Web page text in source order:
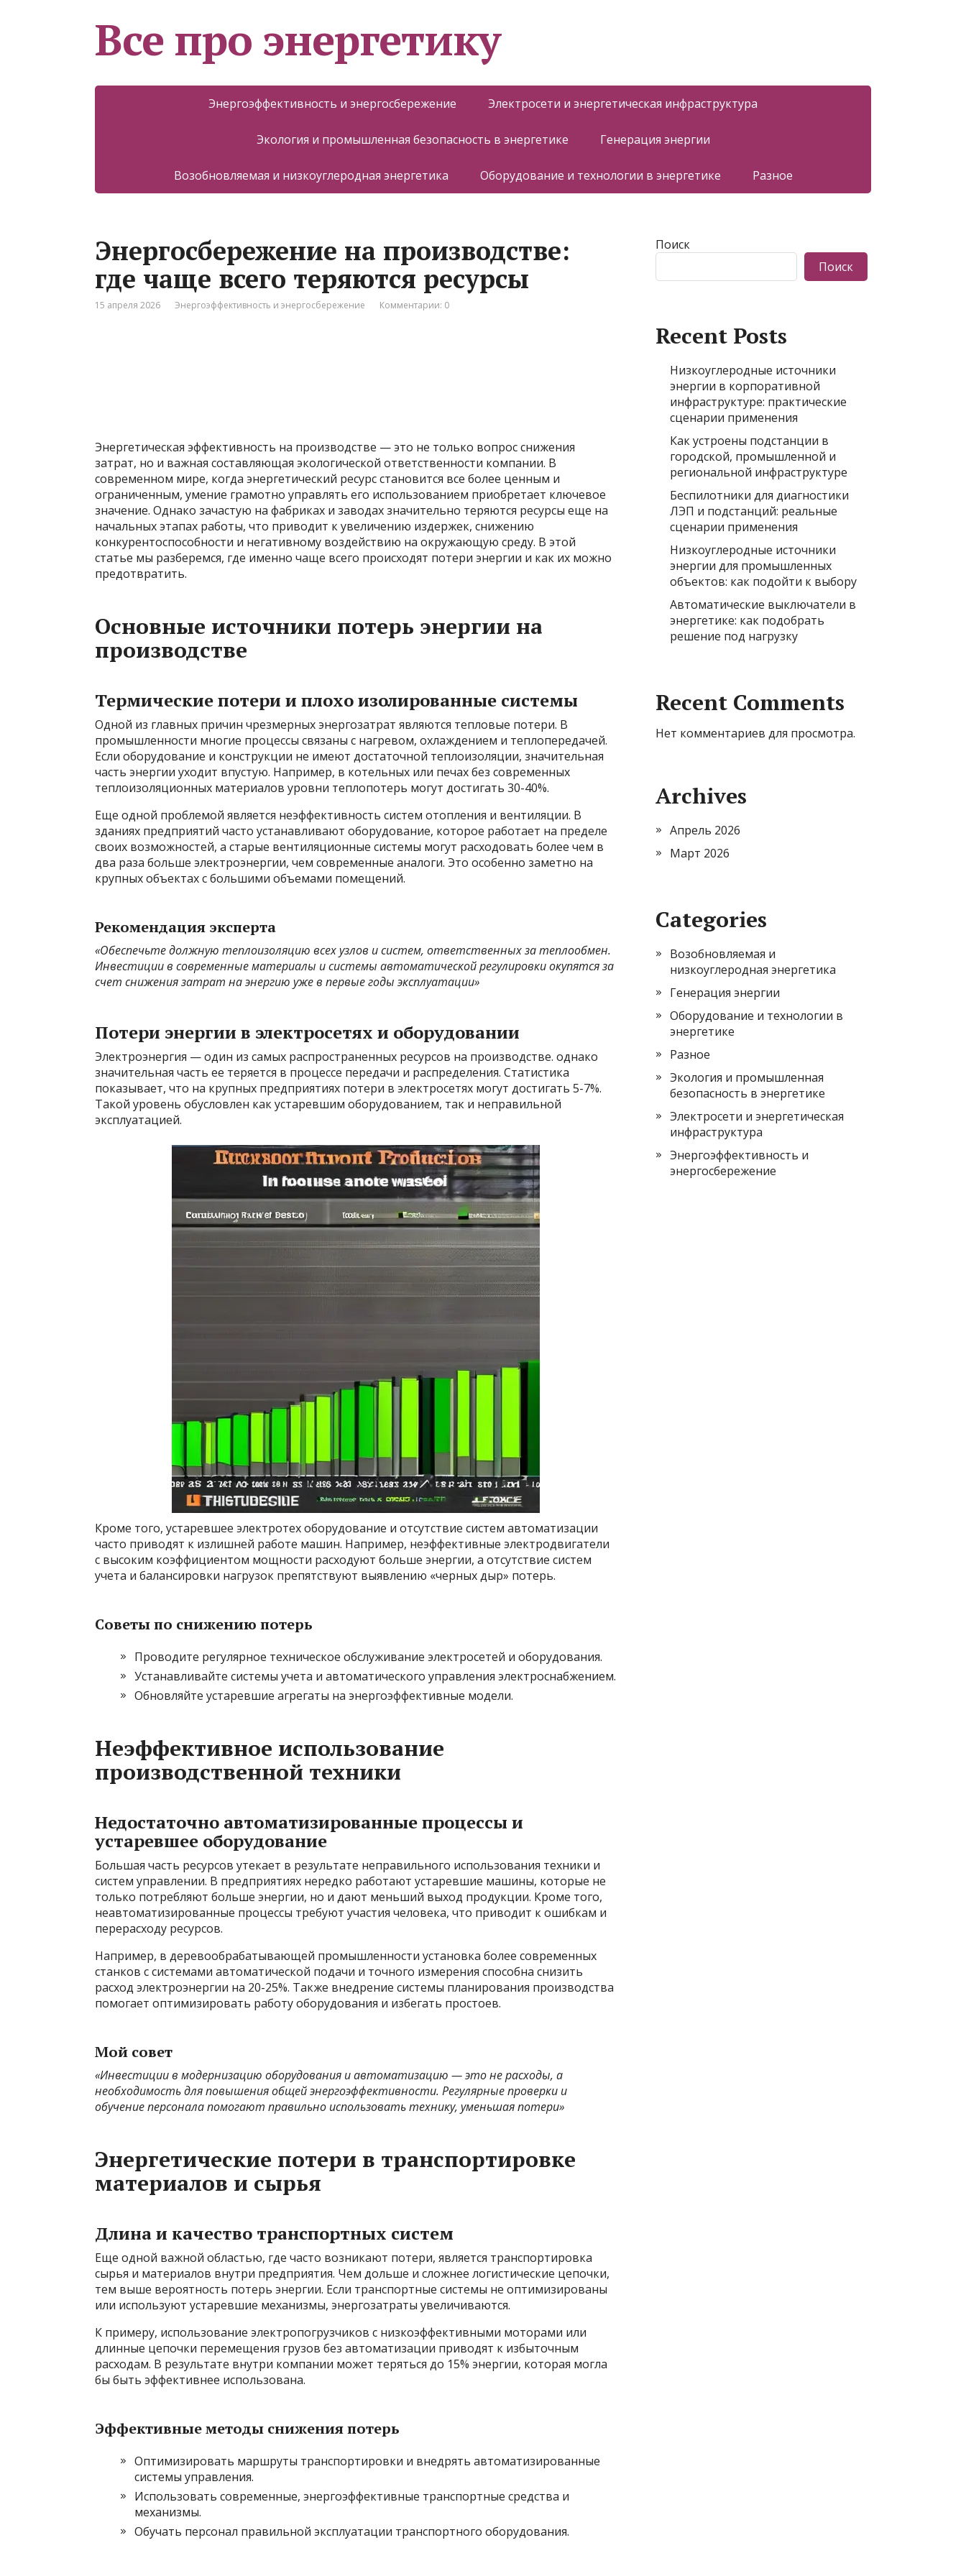
Все про энергетику
Энергоэффективность и энергосбережение Электросети и энергетическая инфраструктура
Экология и промышленная безопасность в энергетике Генерация энергии
Возобновляемая и низкоуглеродная энергетика Оборудование и технологии в энергетике Разное
Энергосбережение на производстве:
где чаще всего теряются ресурсы
15 апреля 2026 Энергоэффективность и энергосбережение Комментарии: 0
Энергетическая эффективность на производстве — это не только вопрос снижения
затрат, но и важная составляющая экологической ответственности компании. В
современном мире, когда энергетический ресурс становится все более ценным и
ограниченным, умение грамотно управлять его использованием приобретает ключевое
значение. Однако зачастую на фабриках и заводах значительно теряются ресурсы еще на
начальных этапах работы, что приводит к увеличению издержек, снижению
конкурентоспособности и негативному воздействию на окружающую среду. В этой
статье мы разберемся, где именно чаще всего происходят потери энергии и как их можно
предотвратить.
Основные источники потерь энергии на
производстве
Термические потери и плохо изолированные системы
Одной из главных причин чрезмерных энергозатрат являются тепловые потери. В
промышленности многие процессы связаны с нагревом, охлаждением и теплопередачей.
Если оборудование и конструкции не имеют достаточной теплоизоляции, значительная
часть энергии уходит впустую. Например, в котельных или печах без современных
теплоизоляционных материалов уровни теплопотерь могут достигать 30-40%.
Еще одной проблемой является неэффективность систем отопления и вентиляции. В
зданиях предприятий часто устанавливают оборудование, которое работает на пределе
своих возможностей, а старые вентиляционные системы могут расходовать более чем в
два раза больше электроэнергии, чем современные аналоги. Это особенно заметно на
крупных объектах с большими объемами помещений.
Рекомендация эксперта
«Обеспечьте должную теплоизоляцию всех узлов и систем, ответственных за теплообмен.
Инвестиции в современные материалы и системы автоматической регулировки окупятся за
счет снижения затрат на энергию уже в первые годы эксплуатации»
Потери энергии в электросетях и оборудовании
Электроэнергия — один из самых распространенных ресурсов на производстве. однако
значительная часть ее теряется в процессе передачи и распределения. Статистика
показывает, что на крупных предприятиях потери в электросетях могут достигать 5-7%.
Такой уровень обусловлен как устаревшим оборудованием, так и неправильной
эксплуатацией.
Кроме того, устаревшее электротех оборудование и отсутствие систем автоматизации
часто приводят к излишней работе машин. Например, неэффективные электродвигатели
с высоким коэффициентом мощности расходуют больше энергии, а отсутствие систем
учета и балансировки нагрузок препятствуют выявлению «черных дыр» потерь.
Советы по снижению потерь
Проводите регулярное техническое обслуживание электросетей и оборудования.
Устанавливайте системы учета и автоматического управления электроснабжением.
Обновляйте устаревшие агрегаты на энергоэффективные модели.
Неэффективное использование
производственной техники
Недостаточно автоматизированные процессы и
устаревшее оборудование
Большая часть ресурсов утекает в результате неправильного использования техники и
систем управлении. В предприятиях нередко работают устаревшие машины, которые не
только потребляют больше энергии, но и дают меньший выход продукции. Кроме того,
неавтоматизированные процессы требуют участия человека, что приводит к ошибкам и
перерасходу ресурсов.
Например, в деревообрабатывающей промышленности установка более современных
станков с системами автоматической подачи и точного измерения способна снизить
расход электроэнергии на 20-25%. Также внедрение системы планирования производства
помогает оптимизировать работу оборудования и избегать простоев.
Мой совет
«Инвестиции в модернизацию оборудования и автоматизацию — это не расходы, а
необходимость для повышения общей энергоэффективности. Регулярные проверки и
обучение персонала помогают правильно использовать технику, уменьшая потери»
Энергетические потери в транспортировке
материалов и сырья
Длина и качество транспортных систем
Еще одной важной областью, где часто возникают потери, является транспортировка
сырья и материалов внутри предприятия. Чем дольше и сложнее логистические цепочки,
тем выше вероятность потерь энергии. Если транспортные системы не оптимизированы
или используют устаревшие механизмы, энергозатраты увеличиваются.
К примеру, использование электропогрузчиков с низкоэффективными моторами или
длинные цепочки перемещения грузов без автоматизации приводят к избыточным
расходам. В результате внутри компании может теряться до 15% энергии, которая могла
бы быть эффективнее использована.
Эффективные методы снижения потерь
Оптимизировать маршруты транспортировки и внедрять автоматизированные
системы управления.
Использовать современные, энергоэффективные транспортные средства и
механизмы.
Обучать персонал правильной эксплуатации транспортного оборудования.
Поиск
Поиск
Recent Posts
Низкоуглеродные источники
энергии в корпоративной
инфраструктуре: практические
сценарии применения
Как устроены подстанции в
городской, промышленной и
региональной инфраструктуре
Беспилотники для диагностики
ЛЭП и подстанций: реальные
сценарии применения
Низкоуглеродные источники
энергии для промышленных
объектов: как подойти к выбору
Автоматические выключатели в
энергетике: как подобрать
решение под нагрузку
Recent Comments
Нет комментариев для просмотра.
Archives
Апрель 2026
Март 2026
Categories
Возобновляемая и
низкоуглеродная энергетика
Генерация энергии
Оборудование и технологии в
энергетике
Разное
Экология и промышленная
безопасность в энергетике
Электросети и энергетическая
инфраструктура
Энергоэффективность и
энергосбережение